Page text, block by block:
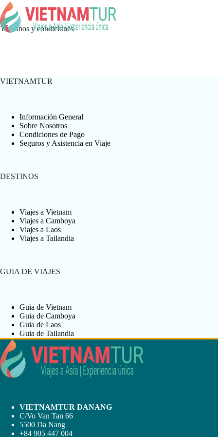
Términos y condiciones
VIETNAMTUR
Información General
Sobre Nosotros
Condiciones de Pago
Seguros y Asistencia en Viaje
DESTINOS
Viajes a Vietnam
Viajes a Camboya
Viajes a Laos
Viajes a Tailandia
GUIA DE VIAJES
Guia de Vietnam
Guia de Camboya
Guia de Laos
Guia de Tailandia
VIETNAMTUR DANANG
C/Vo Van Tan 66
5500 Da Nang
+84 905 447 004